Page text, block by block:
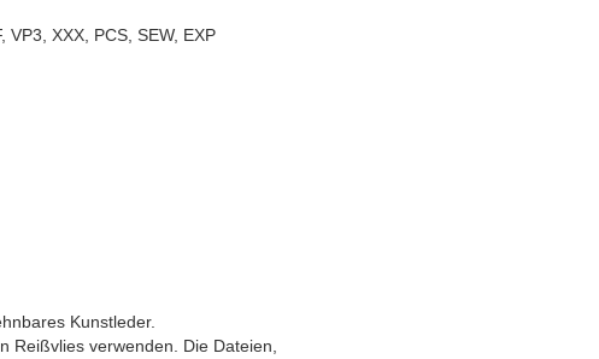
VP3, XXX, PCS, SEW, EXP
Kunstleder.
Reißvlies verwenden. Die Dateien,